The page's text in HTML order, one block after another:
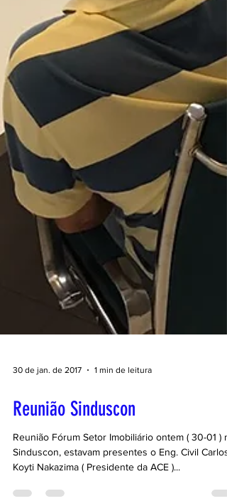
Reunião Sinduscon
Reunião Fórum Setor Imobiliário ontem ( 30-01 )
Sinduscon, estavam presentes o Eng. Civil Carlos
Koyti Nakazima ( Presidente da ACE )...